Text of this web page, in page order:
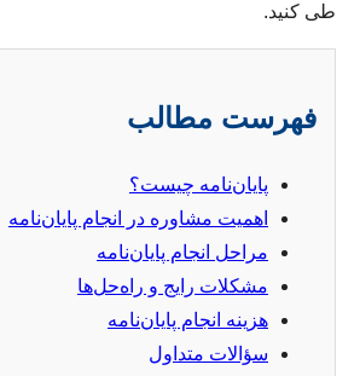
طی کنید.
فهرست مطالب
پایان‌نامه چیست؟
اهمیت مشاوره در انجام پایان‌نامه
مراحل انجام پایان‌نامه
مشکلات رایج و راه‌حل‌ها
هزینه انجام پایان‌نامه
سؤالات متداول